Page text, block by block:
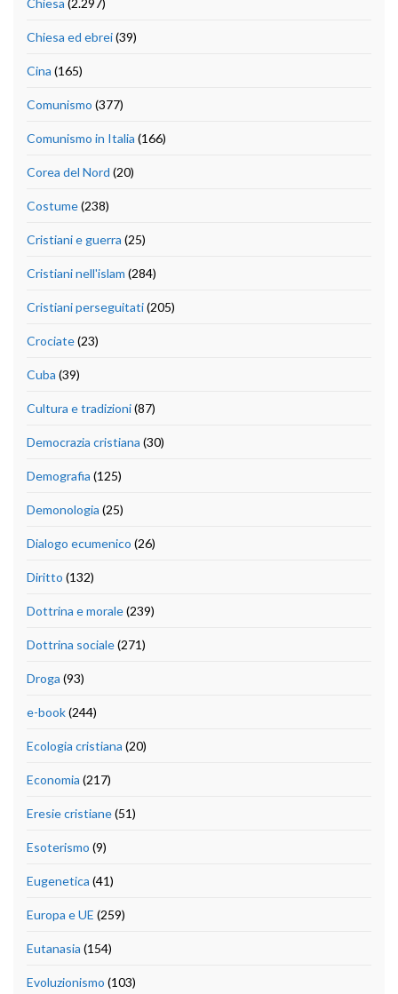
Chiesa ed ebrei(39)
Cina (165)
Comunismo (377)
Comunismo in Italia (166)
Corea del Nord (20)
Costume(238)
Cristiani e guerra (25)
Cristiani nell'islam (284)
Cristiani perseguitati(205)
Crociate(23)
Cuba (39)
Cultura e tradizioni(87)
Democrazia cristiana (30)
Demografia (125)
Demonologia (25)
Dialogo ecumenico (26)
Diritto (132)
Dottrina e morale(239)
Dottrina sociale(271)
Droga (93)
e-book(244)
Ecologia cristiana (20)
Economia (217)
Eresie cristiane(51)
Esoterismo (9)
Eugenetica (41)
Europa e UE (259)
Eutanasia (154)
Evoluzionismo (103)